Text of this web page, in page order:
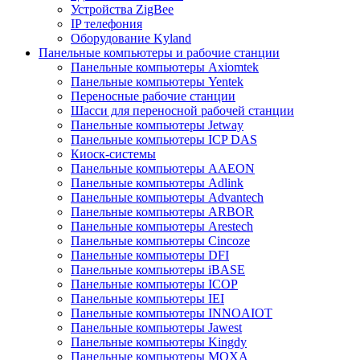
Устройства ZigBee
IP телефония
Оборудование Kyland
Панельные компьютеры и рабочие станции
Панельные компьютеры Axiomtek
Панельные компьютеры Yentek
Переносные рабочие станции
Шасси для переносной рабочей станции
Панельные компьютеры Jetway
Панельные компьютеры ICP DAS
Киоск-системы
Панельные компьютеры AAEON
Панельные компьютеры Adlink
Панельные компьютеры Advantech
Панельные компьютеры ARBOR
Панельные компьютеры Arestech
Панельные компьютеры Cincoze
Панельные компьютеры DFI
Панельные компьютеры iBASE
Панельные компьютеры ICOP
Панельные компьютеры IEI
Панельные компьютеры INNOAIOT
Панельные компьютеры Jawest
Панельные компьютеры Kingdy
Панельные компьютеры MOXA